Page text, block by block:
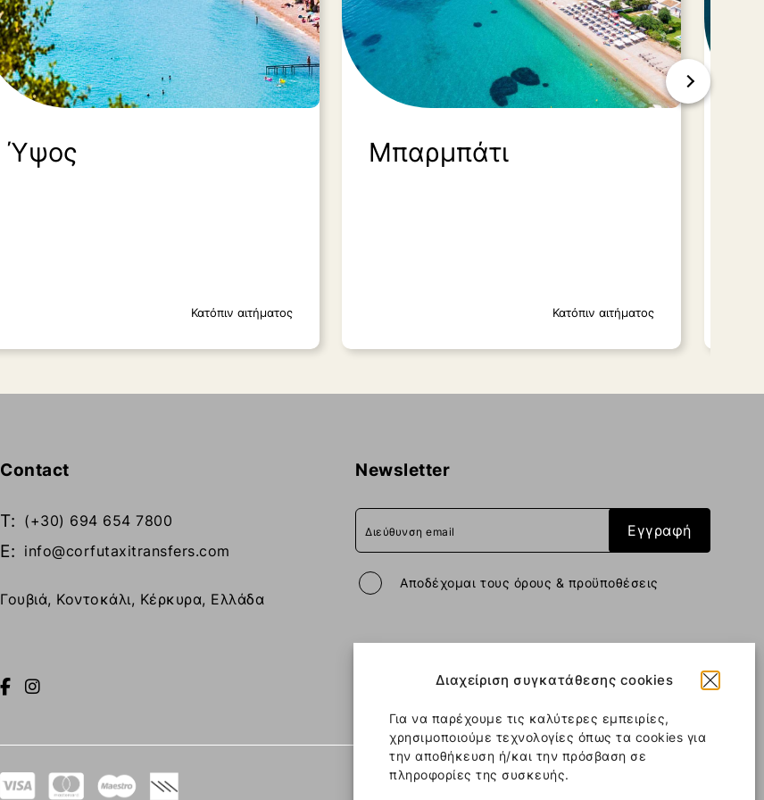
Διαχείριση συγκατάθεσης cookies
Για να παρέχουμε τις καλύτερες εμπειρίες,
χρησιμοποιούμε τεχνολογίες όπως τα cookies για
την αποθήκευση ή/και την πρόσβαση σε
πληροφορίες της συσκευής.
Ύψος
Κατόπιν αιτήματος
Ύψος
Μπαρμπάτι
Κατόπιν αιτήματος
Μπαρμπάτι
Κατόπιν αιτήματος
Contact
T: (+30) 694 654 7800
E: info@corfutaxitransfers.com
Γουβιά, Κοντοκάλι, Κέρκυρα, Ελλάδα
Newsletter
Αποδέχομαι τους όρους & προϋποθέσεις
All rights reserved Corfu Taxi Transfers 2026 /
Όροι & Προϋποθέσεις